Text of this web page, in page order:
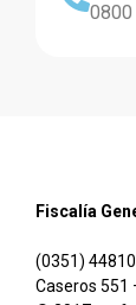
Fiscalía
(0351)
Caseros 551